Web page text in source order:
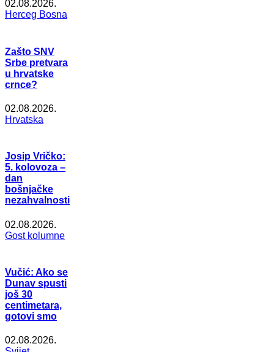
02.08.2026.
Herceg Bosna
Zašto SNV
Srbe pretvara
u hrvatske
crnce?
02.08.2026.
Hrvatska
Josip Vričko:
5. kolovoza –
dan
bošnjačke
nezahvalnosti
02.08.2026.
Gost kolumne
Vučić: Ako se
Dunav spusti
još 30
centimetara,
gotovi smo
02.08.2026.